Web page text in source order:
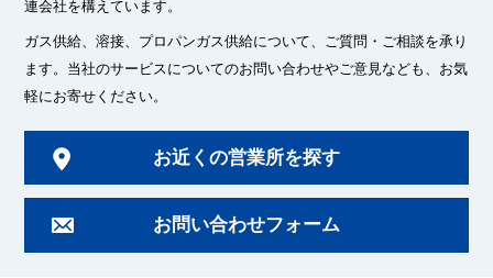
連会社を構えています。
ガス供給、溶接、プロパンガス供給について、ご質問・ご相談を承り
ます。 当社のサービスについてのお問い合わせやご意見なども、お気
軽にお寄せください。
お近くの営業所を探す
お問い合わせフォーム